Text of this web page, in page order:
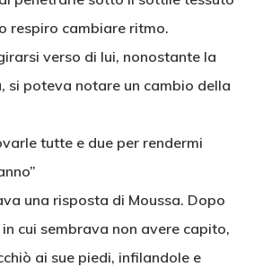
respiro cambiare ritmo.
verso di lui, nonostante la
si poteva notare un cambio della
tutte e due per rendermi
una risposta di Moussa. Dopo
cui sembrava non avere capito,
ai sue piedi, infilandole e